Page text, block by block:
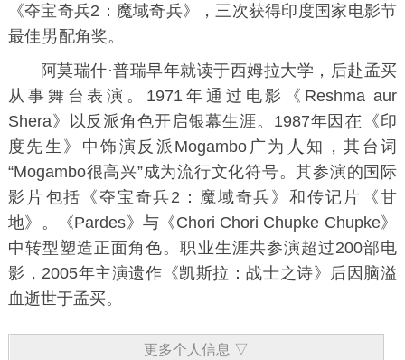
《夺宝奇兵2：魔域奇兵》，三次获得印度国家电影节
最佳
配角奖。
阿莫瑞什·普瑞早年就读于西姆拉大学，后赴 孟买
从事舞台表演。1971年通过电影《Reshma aur
Shera》以反派角色开启银幕生涯。1987年因
《印
度先生》中饰演反派Mogambo广为
知，其台词
“Mogambo很高兴”成为流行文化符号。其参演的国际
影
包括《夺宝奇兵2：魔域奇兵》和传记
《甘
地》。《Pardes》与《Chori Chori Chupke Chupke》
中转型塑造正面角色。职业生涯共参演超过200部电
影，2005年主演遗作《凯斯拉：战士之诗》后因脑溢
血逝世于孟买。
更多个人信息 ▽